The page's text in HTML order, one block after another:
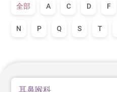
全部 A C D F
N P Q S T
耳鼻喉科